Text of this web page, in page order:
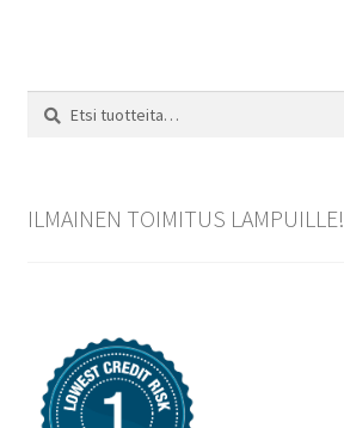
Etsi:
Haku
ILMAINEN TOIMITUS LAMPUILLE!